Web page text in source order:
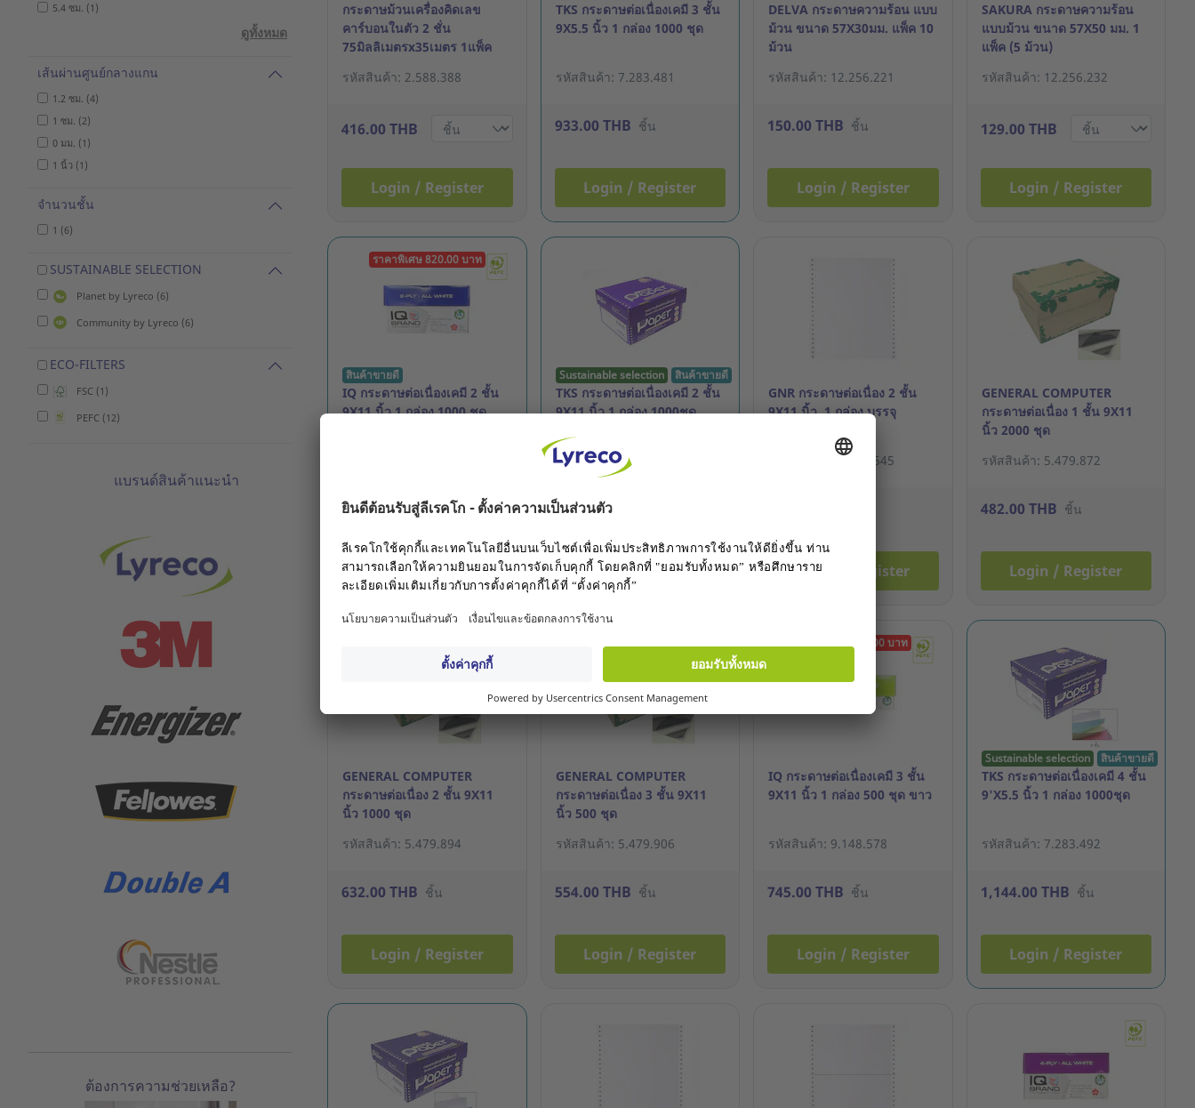
5.4 ซม. (1)
ดูทั้งหมด
เส้นผ่านศูนย์กลางแกน
1.2 ซม. (4)
1 ซม. (2)
0 มม. (1)
1 นิ้ว (1)
จำนวนชั้น
1 (6)
SUSTAINABLE SELECTION
Planet by Lyreco (6)
Community by Lyreco (6)
ECO-FILTERS
FSC (1)
PEFC (12)
แบรนด์สินค้าแนะนำ
ต้องการความช่วยเหลือ?
กระดาษม้วนเครื่องคิดเลข
คาร์บอนในตัว 2 ชั่น
75มิลลิเมตรx35เมตร 1แพ็ค
รหัสสินค้า: 2.588.388
416.00 THB
Login / Register
TKS กระดาษต่อเนื่องเคมี 3 ชั้น
9X5.5 นิ้ว 1 กล่อง 1000 ชุด
รหัสสินค้า: 7.283.481
933.00 THB ชิ้น
Login / Register
DELVA กระดาษความร้อน แบบ
ม้วน ขนาด 57X30มม. แพ็ค 10
ม้วน
รหัสสินค้า: 12.256.221
150.00 THB ชิ้น
Login / Register
SAKURA กระดาษความร้อน
แบบม้วน ขนาด 57X50 มม. 1
แพ็ค (5 ม้วน)
รหัสสินค้า: 12.256.232
129.00 THB
Login / Register
ราคาพิเศษ 820.00 บาท
สินค้าขายดี
IQ กระดาษต่อเนื่องเคมี 2 ชั้น
9X11 นิ้ว 1 กล่อง 1000 ชุด
835.00 THB ชิ้น
Login / Register
Sustainable selection สินค้าขายดี
TKS กระดาษต่อเนื่องเคมี 2 ชั้น
9X11 นิ้ว 1 กล่อง 1000ชุด
รหัสสินค้า: 7.283.504
1,076.00 THB
Login / Register
GNR กระดาษต่อเนื่อง 2 ชั้น
9X11 นิ้ว 1 กล่อง บรรจุ
รหัสสินค้า: 16.088.545
Login / Register
GENERAL COMPUTER
กระดาษต่อเนื่อง 1 ชั้น 9X11
นิ้ว 2000 ชุด
รหัสสินค้า: 5.479.872
482.00 THB ชิ้น
Login / Register
GENERAL COMPUTER
กระดาษต่อเนื่อง 2 ชั้น 9X11
นิ้ว 1000 ชุด
รหัสสินค้า: 5.479.894
632.00 THB ชิ้น
Login / Register
GENERAL COMPUTER
กระดาษต่อเนื่อง 3 ชั้น 9X11
นิ้ว 500 ชุด
รหัสสินค้า: 5.479.906
554.00 THB ชิ้น
Login / Register
ราคาพิเศษ 730.00 บาท
IQ กระดาษต่อเนื่องเคมี 3 ชั้น
9X11 นิ้ว 1 กล่อง 500 ชุด ขาว
รหัสสินค้า: 9.148.578
745.00 THB ชิ้น
Login / Register
Sustainable selection สินค้าขายดี
TKS กระดาษต่อเนื่องเคมี 4 ชั้น
9'X5.5 นิ้ว 1 กล่อง 1000ชุด
รหัสสินค้า: 7.283.492
1,144.00 THB ชิ้น
Login / Register